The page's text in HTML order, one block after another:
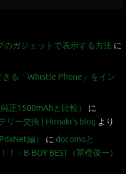
のガジェットで表示する方法 に
る「Whistle Phone」をイン
正1500mAhと比較）
に
リー交換 | Hiroaki's blog より
編）
に docomoと
– B-BOY BEST（冨樫俊一）